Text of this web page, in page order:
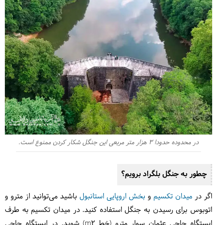
در محدوده حدودا 3 هزار متر مربعی این جنگل شکار کردن ممنوع است.
چطور به جنگل بلگراد برویم؟
اگر در میدان تکسیم و بخش اروپایی استانبول باشید می‌توانید از مترو و
اتوبوس برای رسیدن به جنگل استفاده کنید. در میدان تکسیم به طرف